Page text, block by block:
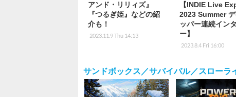
アンド・リリィズ』
『つるぎ姫』などの紹
介も！
2023.11.9 Thu 14:13
【INDIE Live
2023 Summer デ
ッパー連続イン
ー】
2023.8.4 Fri 16:00
サンドボックス／サバイバル／スローラ